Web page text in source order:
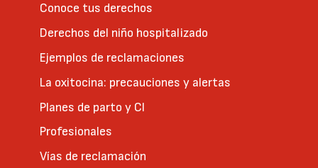
Conoce tus derechos
Derechos del niño hospitalizado
Ejemplos de reclamaciones
La oxitocina: precauciones y alertas
Planes de parto y CI
Profesionales
Vías de reclamación